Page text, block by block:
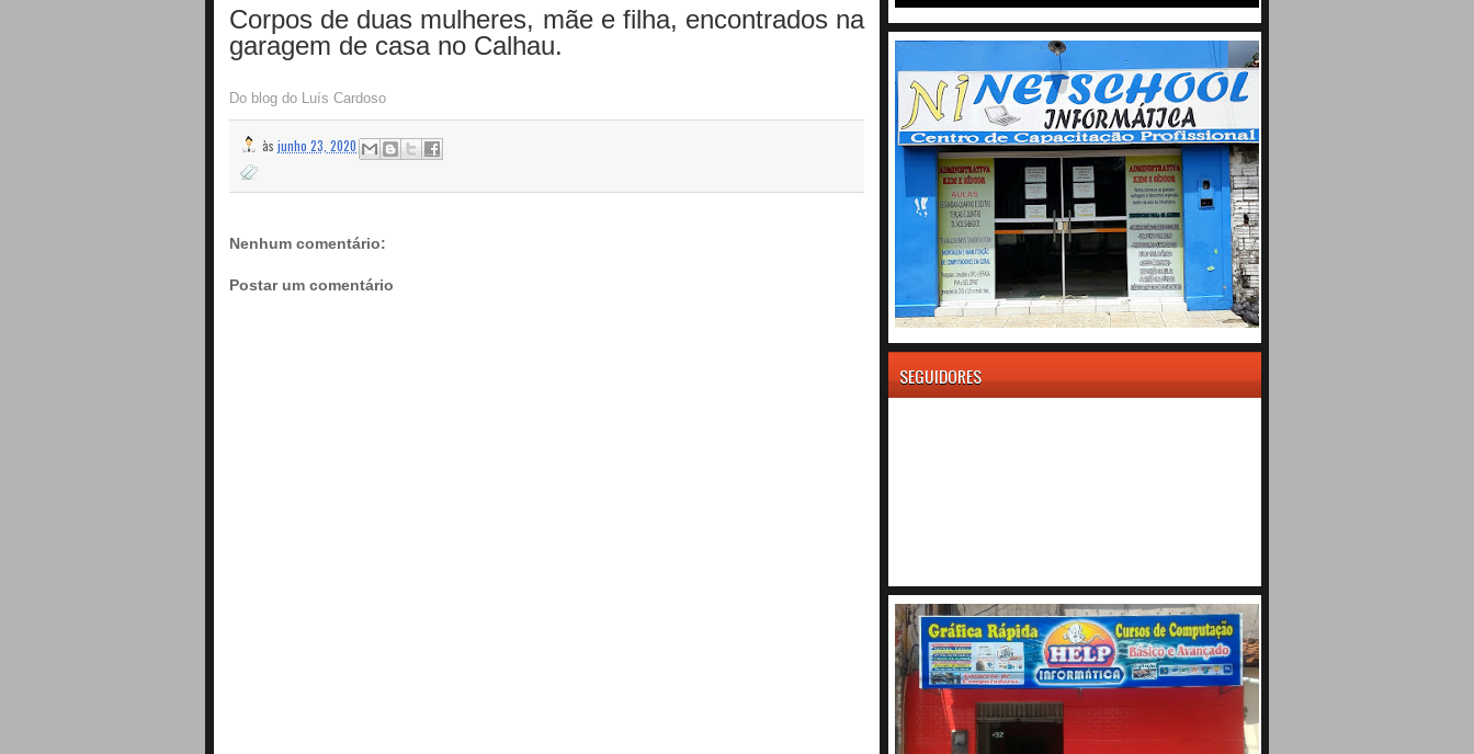
Corpos de duas mulheres, mãe e filha, encontrados na
garagem de casa no Calhau.
Do blog do Luís Cardoso
às junho 23, 2020
Nenhum comentário:
Postar um comentário
SEGUIDORES